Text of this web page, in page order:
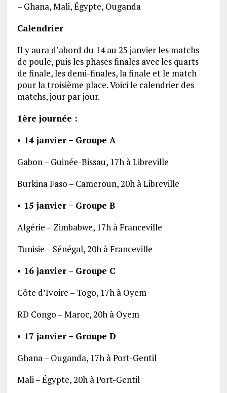
– Ghana, Mali, Égypte, Ouganda
Calendrier
Il y aura d’abord du 14 au 25 janvier les matchs
de poule, puis les phases finales avec les quarts
de finale, les demi-finales, la finale et le match
pour la troisième place. Voici le calendrier des
matchs, jour par jour.
1ère journée :
• 14 janvier – Groupe A
Gabon – Guinée-Bissau, 17h à Libreville
Burkina Faso – Cameroun, 20h à Libreville
• 15 janvier – Groupe B
Algérie – Zimbabwe, 17h à Franceville
Tunisie – Sénégal, 20h à Franceville
• 16 janvier – Groupe C
Côte d’Ivoire – Togo, 17h à Oyem
RD Congo – Maroc, 20h à Oyem
• 17 janvier – Groupe D
Ghana – Ouganda, 17h à Port-Gentil
Mali – Égypte, 20h à Port-Gentil